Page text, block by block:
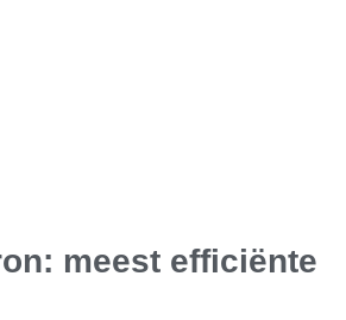
meest efficiënte